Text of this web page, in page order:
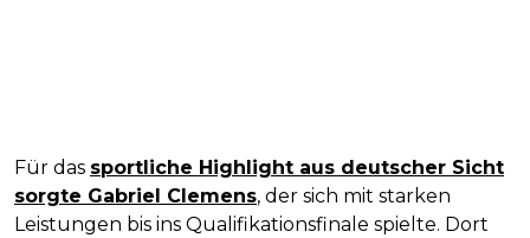
Für das sportliche Highlight aus deutscher Sicht
sorgte Gabriel Clemens, der sich mit starken
Leistungen bis ins Qualifikationsfinale spielte. Dort